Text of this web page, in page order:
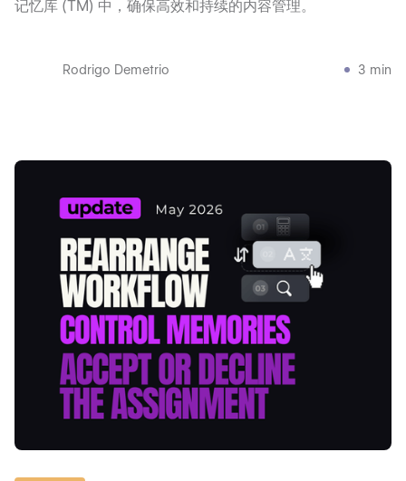
记忆库 (TM) 中，确保高效和持续的内容管理。
Rodrigo Demetrio 3 min